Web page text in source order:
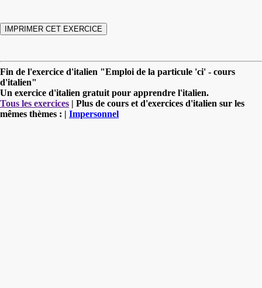
Fin de l'exercice d'italien "Emploi de la particule 'ci' - cours
d'italien"
Un exercice d'italien gratuit pour apprendre l'italien.
Tous les exercices | Plus de cours et d'exercices d'italien sur les
mêmes thèmes : | Impersonnel